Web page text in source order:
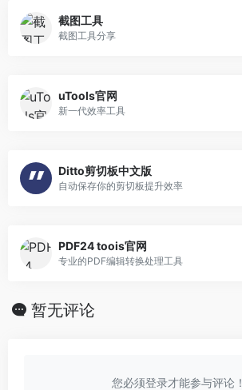
截图工具
截图工具分享
uTools官网
新一代效率工具
Ditto剪切板中文版
自动保存你的剪切板提升效率
PDF24 toois官网
专业的PDF编辑转换处理工具
暂无评论
您必须登录才能参与评论！